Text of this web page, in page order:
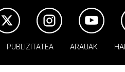
PUBLIZITATEA ARAUAK